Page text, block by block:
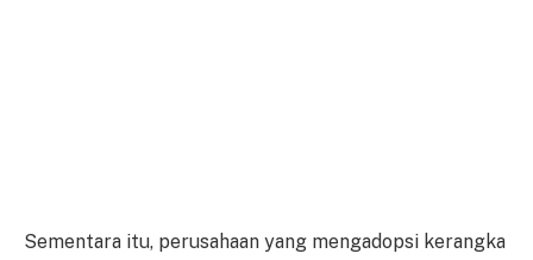
Sementara itu, perusahaan yang mengadopsi kerangka